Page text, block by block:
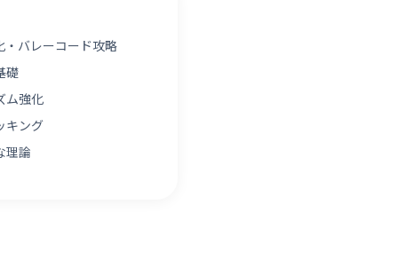
・バレーコード攻略
礎
ム強化
キング
理論